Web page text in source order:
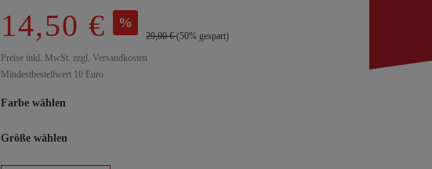
14,50 € %
29,00 €(50% gespart)
Preise inkl. MwSt. zzgl. Versandkosten
Mindestbestellwert 10 Euro
Farbe wählen
Größe wählen